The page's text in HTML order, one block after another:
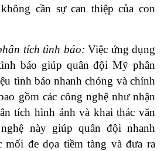
cần sự can thiệp của con
tích tình báo: Việc ứng dụng
báo giúp quân đội Mỹ phân
tình báo nhanh chóng và chính
gồm các công nghệ như nhận
tích hình ảnh và khai thác văn
này giúp quân đội nhanh
mối đe dọa tiềm tàng và đưa ra